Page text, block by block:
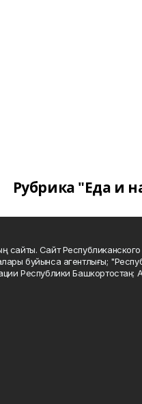
Рубрика "Еда и
сайты. Сайт
буйынса агентлығы;
Республики